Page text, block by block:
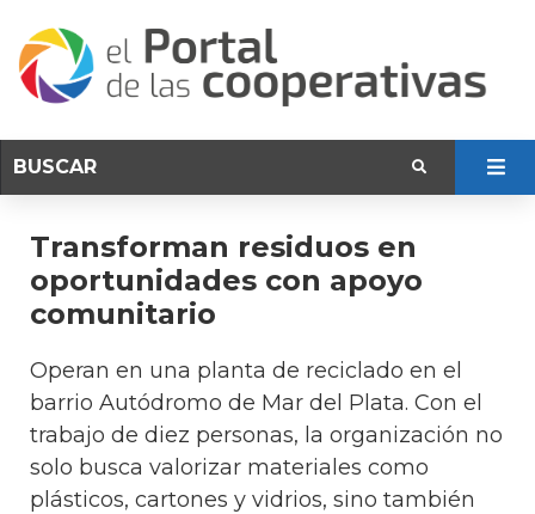
Transforman residuos en
oportunidades con apoyo
comunitario
Operan en una planta de reciclado en el
barrio Autódromo de Mar del Plata. Con el
trabajo de diez personas, la organización no
solo busca valorizar materiales como
plásticos, cartones y vidrios, sino también